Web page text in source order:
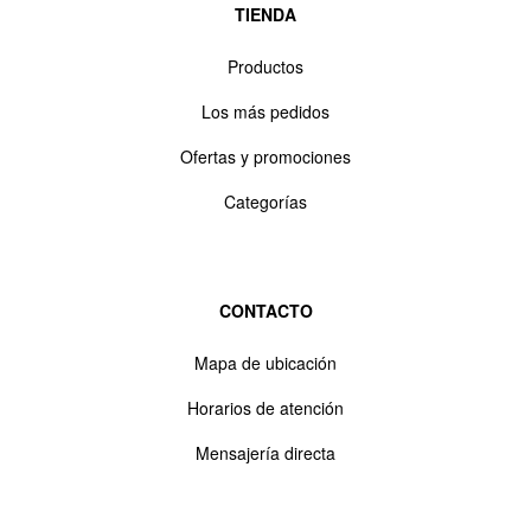
TIENDA
Productos
Los más pedidos
Ofertas y promociones
Categorías
CONTACTO
Mapa de ubicación
Horarios de atención
Mensajería directa